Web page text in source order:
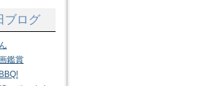
ブログ
鑑賞